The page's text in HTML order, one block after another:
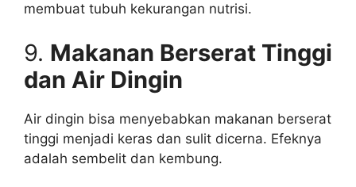
membuat tubuh kekurangan nutrisi.
9. Makanan Berserat Tinggi
dan Air Dingin
Air dingin bisa menyebabkan makanan berserat
tinggi menjadi keras dan sulit dicerna. Efeknya
adalah sembelit dan kembung.